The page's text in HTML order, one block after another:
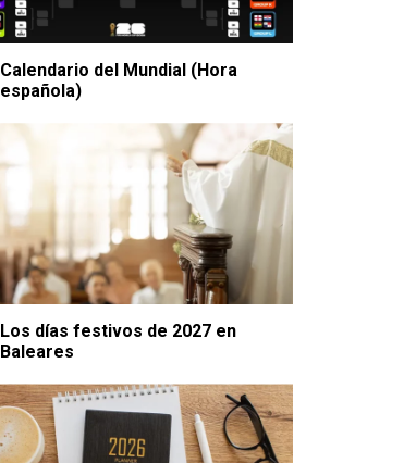
Calendario del Mundial (Hora
española)
Los días festivos de 2027 en
Baleares